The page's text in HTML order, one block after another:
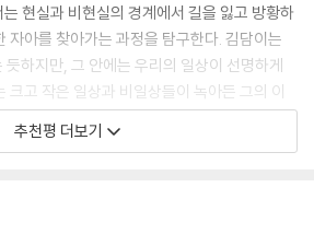
새가 진동했다. 가족이 있는 사람은 땅에 묻혔
곧 무덤이 되었다. 가장 견디기 힘든 것은 물을
낮으로 태양이 식을 줄 모르고 타오르자 저수
발짝」중에서
영희만큼, 막내 이모 세대의 은희와 경희만
고 하여도 경수가 한 반에 세 명이나 되는 줄 몰
다면 내 소설이 너에게, 나의 경수에게 아주 작
고 끝
는 현실과 비현실의 경계에서 길을 잃고 방황하
자아를 찾아가는 과정을 탐구한다. 김담이는
하지만, 그 안에는 우리의 일상이 선명하게
크고 작은 일상과 비일상들이 녹아든 그의 이
흔든다. 그는 비일상을 일상처럼, 일상을 비
가다. 그래서 매일 비일상적인 삶을 살아가는
는 또 다른 우리에게는 그의 이야기가 더없
추천평 더보기